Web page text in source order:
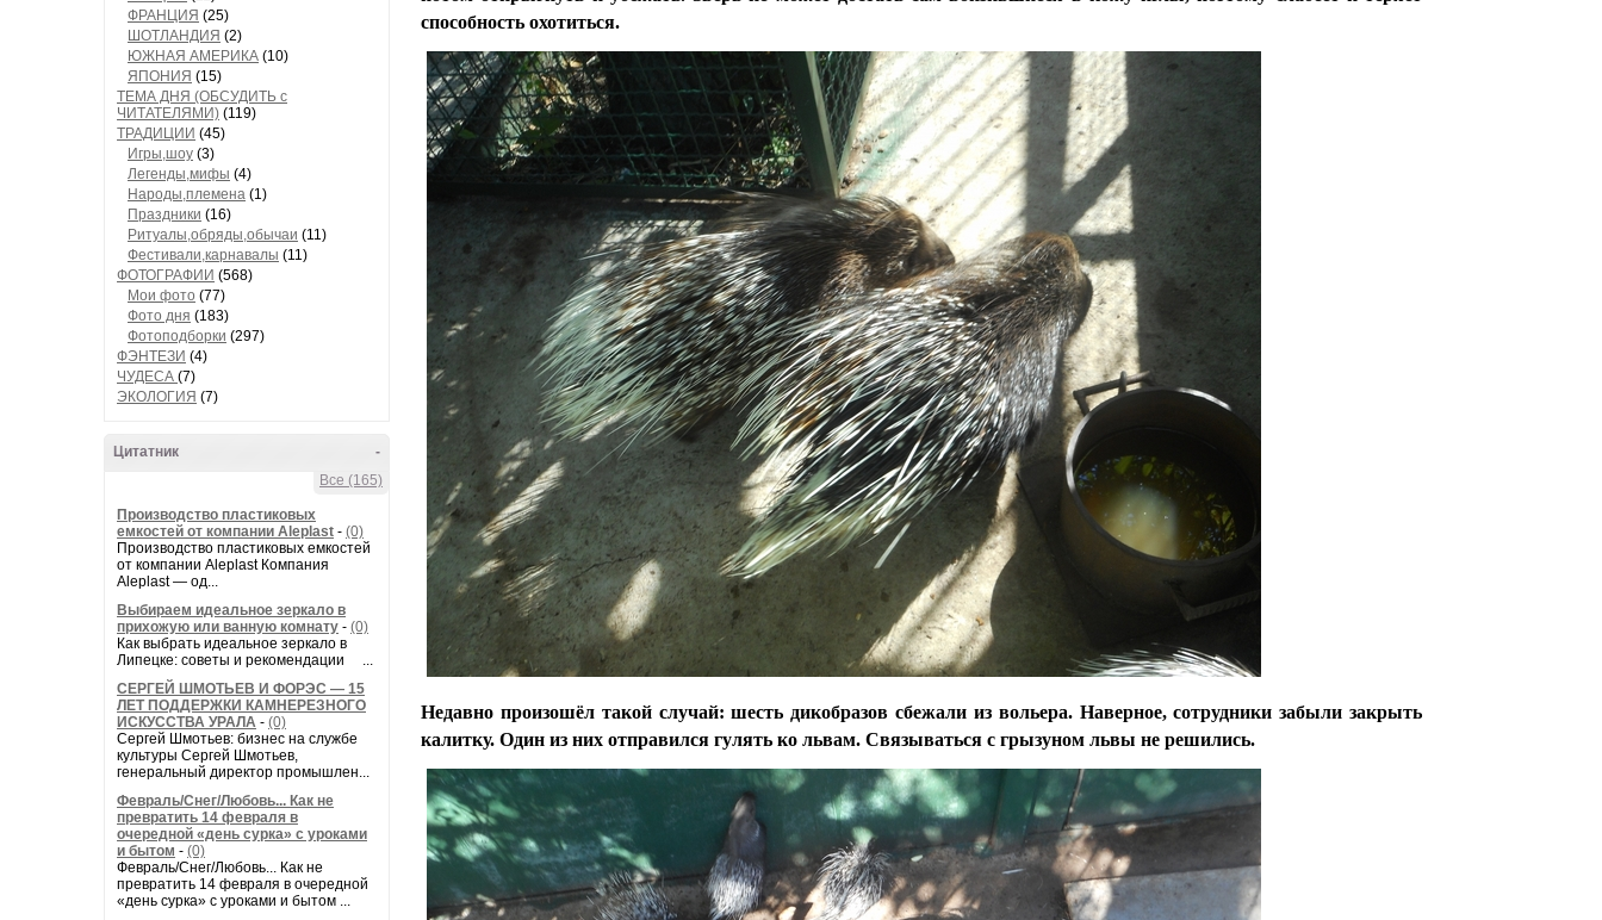
ФРАНЦИЯ (25)
ШОТЛАНДИЯ (2)
ЮЖНАЯ АМЕРИКА (10)
ЯПОНИЯ (15)
ТЕМА ДНЯ (ОБСУДИТЬ с
ЧИТАТЕЛЯМИ) (119)
ТРАДИЦИИ (45)
Игры,шоу (3)
Легенды,мифы (4)
Народы,племена (1)
Праздники (16)
Ритуалы,обряды,обычаи (11)
Фестивали,карнавалы (11)
ФОТОГРАФИИ (568)
Мои фото (77)
Фото дня (183)
Фотоподборки (297)
ФЭНТЕЗИ (4)
ЧУДЕСА (7)
ЭКОЛОГИЯ (7)
-
Цитатник
Все (165)
Производство пластиковых
емкостей от компании Aleplast - (0)
Производство пластиковых емкостей
от компании Aleplast Компания
Aleplast — од...
Выбираем идеальное зеркало в
прихожую или ванную комнату - (0)
Как выбрать идеальное зеркало в
Липецке: советы и рекомендации ...
СЕРГЕЙ ШМОТЬЕВ И ФОРЭС — 15
ЛЕТ ПОДДЕРЖКИ КАМНЕРЕЗНОГО
ИСКУССТВА УРАЛА - (0)
Сергей Шмотьев: бизнес на службе
культуры Сергей Шмотьев,
генеральный директор промышлен...
Февраль/Снег/Любовь... Как не
превратить 14 февраля в
очередной «день сурка» с уроками
и бытом - (0)
Февраль/Снег/Любовь... Как не
превратить 14 февраля в очередной
«день сурка» с уроками и бытом ...
способность охотиться.
Недавно произошёл такой случай: шесть дикобразов сбежали из вольера. Наверное, сотрудники забыли закрыть
калитку. Один из них отправился гулять ко львам. Связываться с грызуном львы не решились.